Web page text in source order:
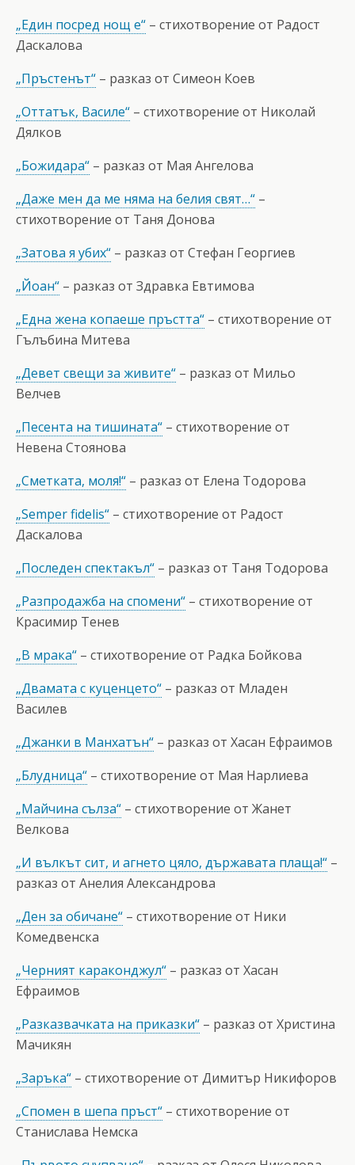
„Един посред нощ е“ – стихотворение от Радост
Даскалова
„Пръстенът“ – разказ от Симеон Коев
„Оттатък, Василе“ – стихотворение от Николай
Дялков
„Божидара“ – разказ от Мая Ангелова
„Даже мен да ме няма на белия свят…“ –
стихотворение от Таня Донова
„Затова я убих“ – разказ от Стефан Георгиев
„Йоан“ – разказ от Здравка Евтимова
„Една жена копаеше пръстта“ – стихотворение от
Гълъбина Митева
„Девет свещи за живите“ – разказ от Мильо
Велчев
„Песента на тишината“ – стихотворение от
Невена Стоянова
„Сметката, моля!“ – разказ от Елена Тодорова
„Semper fidelis“ – стихотворение от Радост
Даскалова
„Последен спектакъл“ – разказ от Таня Тодорова
„Разпродажба на спомени“ – стихотворение от
Красимир Тенев
„В мрака“ – стихотворение от Радка Бойкова
„Двамата с куценцето“ – разказ от Младен
Василев
„Джанки в Манхатън“ – разказ от Хасан Ефраимов
„Блудница“ – стихотворение от Мая Нарлиева
„Майчина сълза“ – стихотворение от Жанет
Велкова
„И вълкът сит, и агнето цяло, държавата плаща!“ –
разказ от Анелия Александрова
„Ден за обичане“ – стихотворение от Ники
Комедвенска
„Черният караконджул“ – разказ от Хасан
Ефраимов
„Разказвачката на приказки“ – разказ от Христина
Мачикян
„Заръка“ – стихотворение от Димитър Никифоров
„Спомен в шепа пръст“ – стихотворение от
Станислава Немска